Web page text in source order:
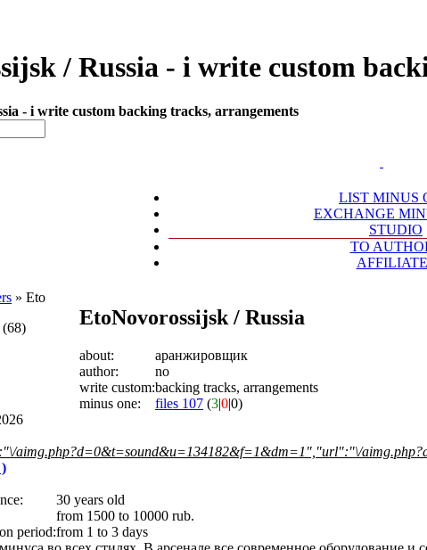
/ Russia - i write custom
- i write custom backing tracks, arrangements
LIST MINUS
EXCHANGE
STUDIO
TO
» Eto
(68)
EtoNovorossijsk / Russia
about:
аранжировщик
author:
no
write custom:backing tracks, arrangements
minus one:
files 107 (3|0|0)
aimg.php?d=0&t=sound&u=134182&f=1&dm=1","url":"\/
30 years old
from 1500 to 10000 rub.
period:from 1 to 3 days